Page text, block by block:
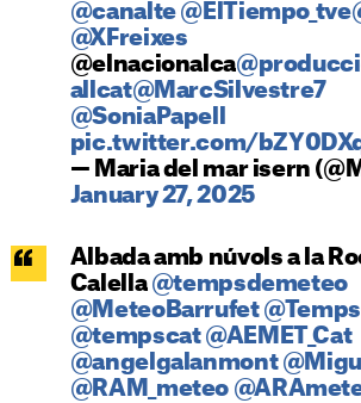
@canalte @ElTiempo_tve
@XFreixes
@elnacionalca
allcat@MarcSilvestre7
@SoniaPapell
pic.twitter.com/
— Maria del mar isern
January 27, 2025
Albada amb núvols a la
Calella @tempsdemeteo
@MeteoBarrufet
@tempscat @AEMET_Cat
@angelgalanmont
@RAM_meteo